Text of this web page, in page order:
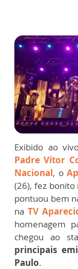
Exibido ao
Padre Vítor
Nacional, o
(26), fez bonito
pontuou bem
naTV
homenagem
chegou ao
principais
Paulo.